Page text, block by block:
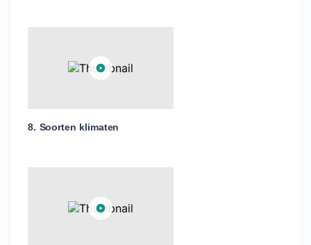
8. Soorten klimaten